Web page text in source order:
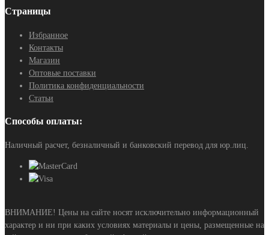
Страницы
Избранное
Контакты
Магазин
Оптовые поставки
Политика конфиденциальности
Статьи
Способы оплаты:
Наличный расчет, безналичный и банковский перевод для юр.лиц.
ВНИМАНИЕ! Цены на сайте носят исключительно информационный
характер и ни при каких условиях материалы и цены, размещенные на